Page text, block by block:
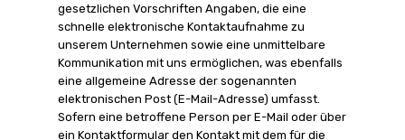
gesetzlichen Vorschriften Angaben, die eine
schnelle elektronische Kontaktaufnahme zu
unserem Unternehmen sowie eine unmittelbare
Kommunikation mit uns ermöglichen, was ebenfalls
eine allgemeine Adresse der sogenannten
elektronischen Post (E-Mail-Adresse) umfasst.
Sofern eine betroffene Person per E-Mail oder über
ein Kontaktformular den Kontakt mit dem für die